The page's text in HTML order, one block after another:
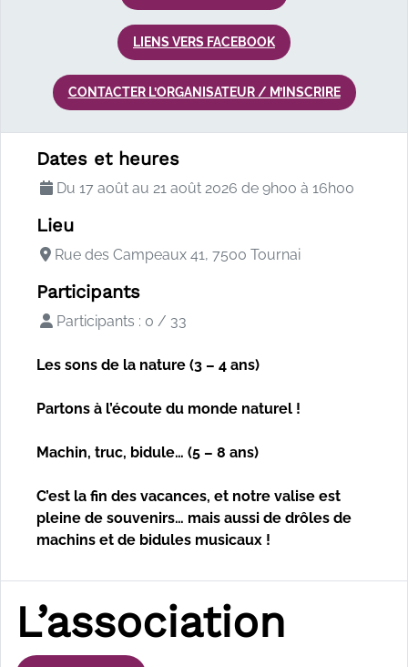
LIENS VERS FACEBOOK
CONTACTER L’ORGANISATEUR / M’INSCRIRE
Description de
Les sons de la nature (3 – 4 ans)
Partons à l’écoute du monde naturel !
Machin, truc, bidule… (5 – 8 ans)
C’est la fin des vacances, et notre valise est
pleine de souvenirs… mais aussi de drôles de
machins et de bidules musicaux !
Dates et heures
Du 17 août au 21 août 2026 de 9h00 à 16h00
Lieu
Rue des Campeaux 41, 7500 Tournai
Participants
Participants : 0 / 33
L’association